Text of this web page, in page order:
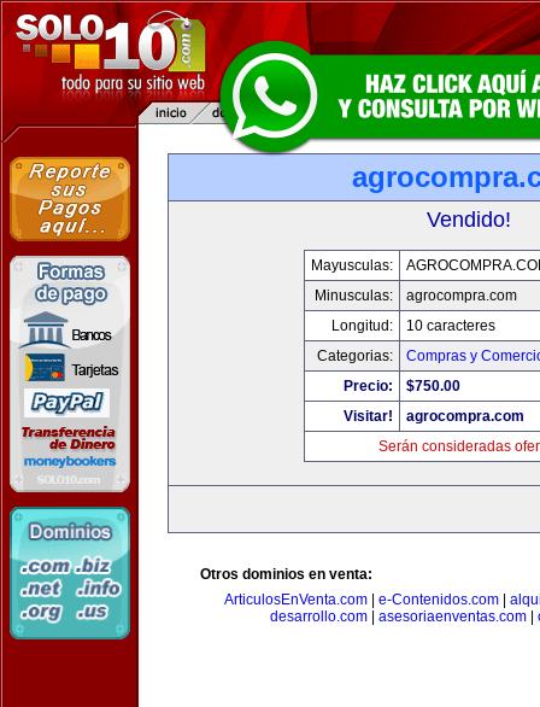
Vendido!
Mayusculas:
Minusculas:
agrocompra.com
Longitud:
10 caracteres
Categorias:
Compras y
Precio:
$750.00
Visitar!
agrocompra.com
Serán consideradas
Otros dominios en venta:
ArticulosEnVenta.com| e-Contenidos.com|
desarrollo.com| asesoriaenventas.com|